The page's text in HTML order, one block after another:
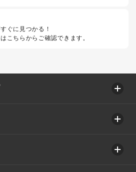
ぐに見つかる！
こちらからご確認できます。